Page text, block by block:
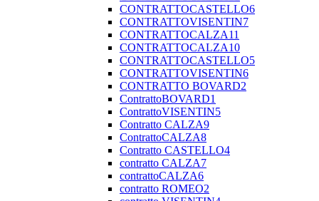
CONTRATTOCASTELLO6
CONTRATTOVISENTIN7
CONTRATTOCALZA11
CONTRATTOCALZA10
CONTRATTOCASTELLO5
CONTRATTOVISENTIN6
CONTRATTO BOVARD2
ContrattoBOVARD1
ContrattoVISENTIN5
Contratto CALZA9
ContrattoCALZA8
Contratto CASTELLO4
contratto CALZA7
contrattoCALZA6
contratto ROMEO2